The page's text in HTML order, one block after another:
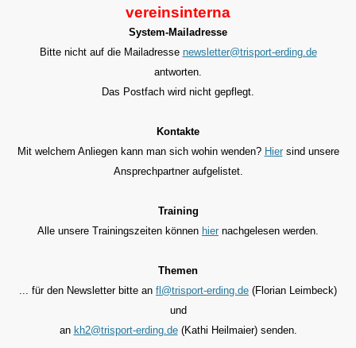
vereinsinterna
System-Mailadresse
Bitte nicht auf die Mailadresse newsletter@trisport-erding.de
antworten.
Das Postfach wird nicht gepflegt.
Kontakte
Mit welchem Anliegen kann man sich wohin wenden? Hiersind unsere
Ansprechpartner aufgelistet.
Training
Alle unsere Trainingszeiten können hier nachgelesen werden.
Themen
... für den Newsletter bitte an fl@trisport-erding.de (Florian Leimbeck)
und
an kh2@trisport-erding.de(Kathi Heilmaier) senden.